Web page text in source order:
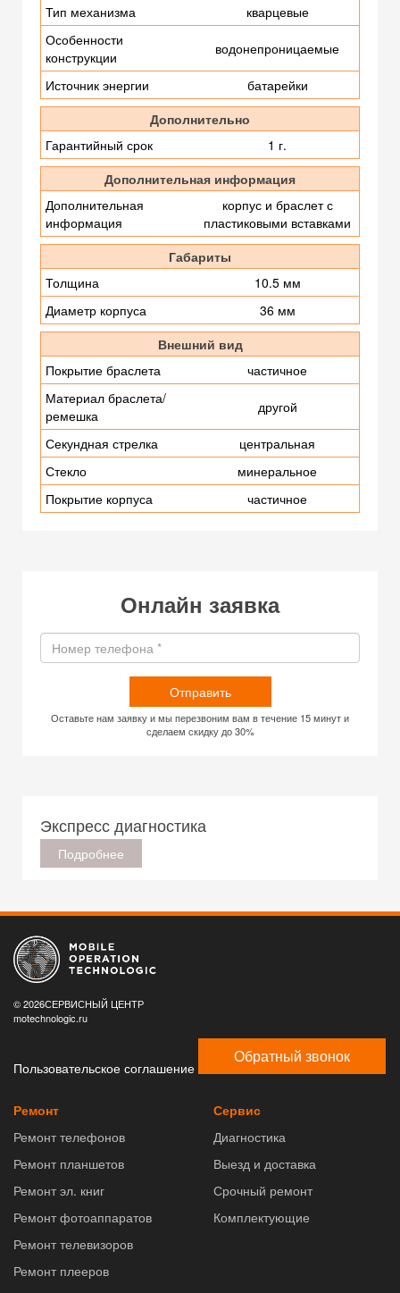
Тип механизма
кварцевые
Особенности
конструкции
водонепроницаемые
Источник энергии
батарейки
Дополнительно
Гарантийный срок
1 г.
Дополнительная информация
Дополнительная
информация
корпус и браслет с
пластиковыми вставками
Габариты
Толщина
10.5 мм
Диаметр корпуса
36 мм
Внешний вид
Покрытие браслета
частичное
Материал браслета/
ремешка
другой
Секундная стрелка
центральная
Стекло
минеральное
Покрытие корпуса
частичное
Онлайн заявка
Отправить
Оставьте нам заявку и мы перезвоним вам в течение 15 минут и
сделаем скидку до 30%
Экспресс диагностика
Подробнее
© 2026СЕРВИСНЫЙ ЦЕНТР
motechnologic.ru
Пользовательское соглашение
Обратный звонок
Ремонт
Ремонт телефонов
Ремонт планшетов
Ремонт эл. книг
Ремонт фотоаппаратов
Ремонт телевизоров
Ремонт плееров
Сервис
Диагностика
Выезд и доставка
Срочный ремонт
Комплектующие